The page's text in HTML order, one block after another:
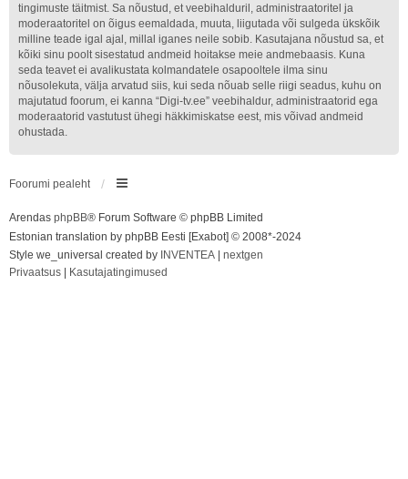
tingimuste täitmist. Sa nõustud, et veebihalduril, administraatoritel ja
moderaatoritel on õigus eemaldada, muuta, liigutada või sulgeda ükskõik
milline teade igal ajal, millal iganes neile sobib. Kasutajana nõustud sa, et
kõiki sinu poolt sisestatud andmeid hoitakse meie andmebaasis. Kuna
seda teavet ei avalikustata kolmandatele osapooltele ilma sinu
nõusolekuta, välja arvatud siis, kui seda nõuab selle riigi seadus, kuhu on
majutatud foorum, ei kanna “Digi-tv.ee” veebihaldur, administraatorid ega
moderaatorid vastutust ühegi häkkimiskatse eest, mis võivad andmeid
ohustada.
Foorumi pealeht
Arendas phpBB® Forum Software © phpBB Limited
Estonian translation by phpBB Eesti [Exabot] © 2008*-2024
Style we_universal created by INVENTEA
nextgen
Privaatsus
Kasutajatingimused